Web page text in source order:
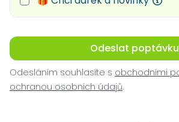
Odeslat poptávku
Odesláním souhlasíte s obchodními
ochranou osobních údajů.